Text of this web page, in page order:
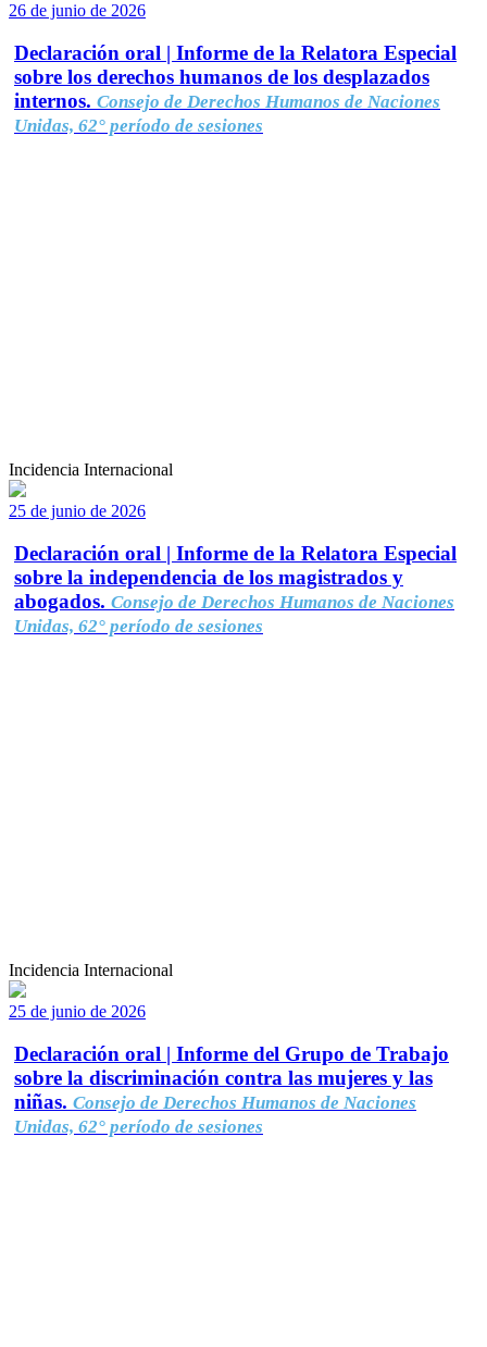
26 de junio de 2026
Declaración oral | Informe de la Relatora Especial
sobre los derechos humanos de los desplazados
internos. Consejo de Derechos Humanos de Naciones
Unidas, 62° período de sesiones
Incidencia Internacional
25 de junio de 2026
Declaración oral | Informe de la Relatora Especial
sobre la independencia de los magistrados y
abogados. Consejo de Derechos Humanos de Naciones
Unidas, 62° período de sesiones
Incidencia Internacional
25 de junio de 2026
Declaración oral | Informe del Grupo de Trabajo
sobre la discriminación contra las mujeres y las
niñas. Consejo de Derechos Humanos de Naciones
Unidas, 62° período de sesiones